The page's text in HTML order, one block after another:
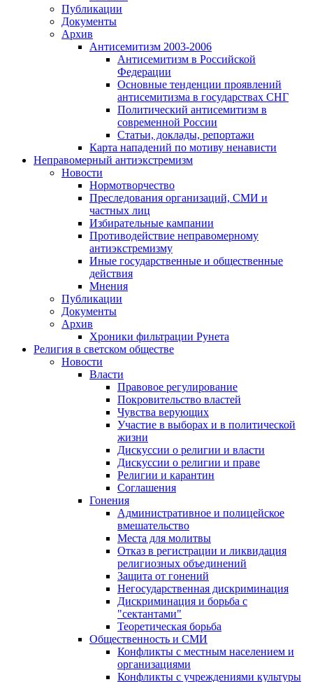
Публикации
Документы
Архив
Антисемитизм 2003-2006
Антисемитизм в Российской
Федерации
Основные тенденции проявлений
антисемитизма в государствах СНГ
Политический антисемитизм в
современной России
Статьи, доклады, репортажи
Карта нападений по мотиву ненависти
Неправомерный антиэкстремизм
Новости
Нормотворчество
Преследования организаций, СМИ и
частных лиц
Избирательные кампании
Противодействие неправомерному
антиэкстремизму
Иные государственные и общественные
действия
Мнения
Публикации
Документы
Архив
Хроники фильтрации Рунета
Религия в светском обществе
Новости
Власти
Правовое регулирование
Покровительство властей
Чувства верующих
Участие в выборах и в политической
жизни
Дискуссии о религии и власти
Дискуссии о религии и праве
Религии и карантин
Соглашения
Гонения
Административное и полицейское
вмешательство
Места для молитвы
Отказ в регистрации и ликвидация
религиозных объединений
Защита от гонений
Негосударственная дискриминация
Дискриминация и борьба с
"сектантами"
Теоретическая борьба
Общественность и СМИ
Конфликты с местным населением и
организациями
Конфликты с учреждениями культуры